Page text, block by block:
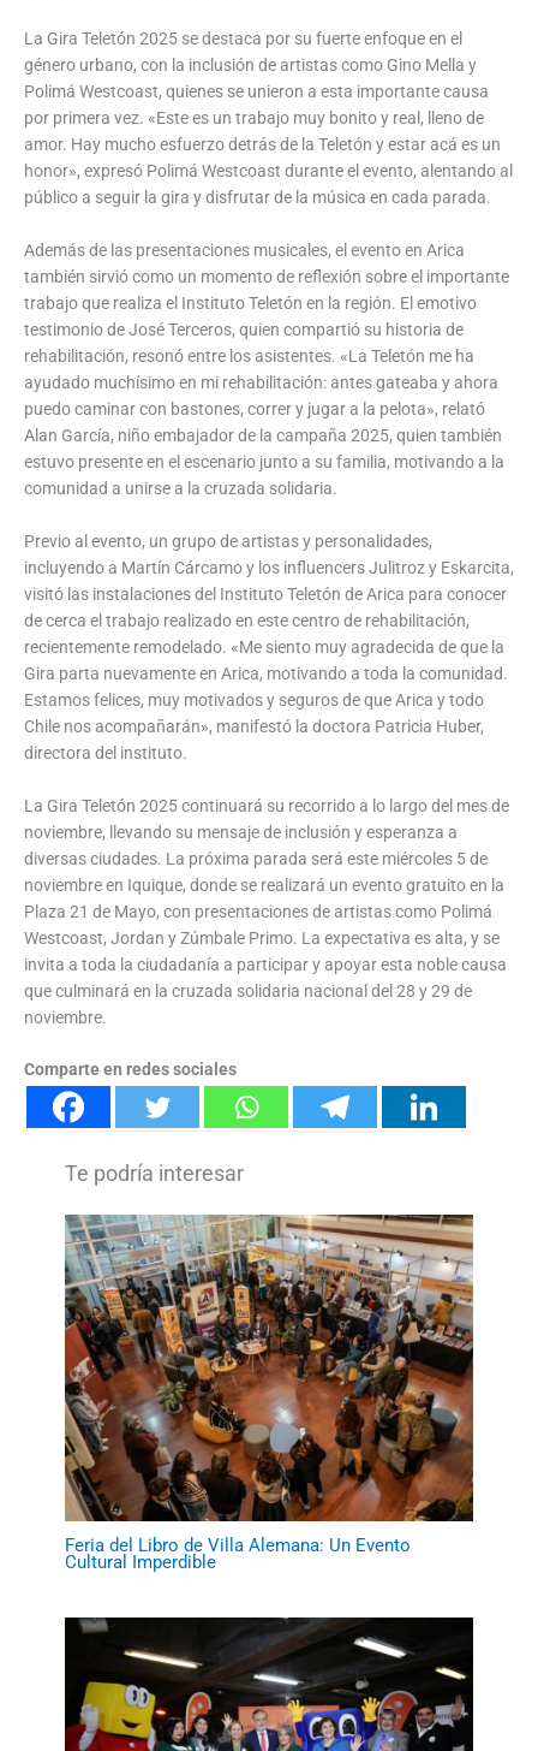
La Gira Teletón 2025 se destaca por su fuerte enfoque en el
género urbano, con la inclusión de artistas como Gino Mella y
Polimá Westcoast, quienes se unieron a esta importante causa
por primera vez. «Este es un trabajo muy bonito y real, lleno de
amor. Hay mucho esfuerzo detrás de la Teletón y estar acá es un
honor», expresó Polimá Westcoast durante el evento, alentando al
público a seguir la gira y disfrutar de la música en cada parada.
Además de las presentaciones musicales, el evento en Arica
también sirvió como un momento de reflexión sobre el importante
trabajo que realiza el Instituto Teletón en la región. El emotivo
testimonio de José Terceros, quien compartió su historia de
rehabilitación, resonó entre los asistentes. «La Teletón me ha
ayudado muchísimo en mi rehabilitación: antes gateaba y ahora
puedo caminar con bastones, correr y jugar a la pelota», relató
Alan García, niño embajador de la campaña 2025, quien también
estuvo presente en el escenario junto a su familia, motivando a la
comunidad a unirse a la cruzada solidaria.
Previo al evento, un grupo de artistas y personalidades,
incluyendo a Martín Cárcamo y los influencers Julitroz y Eskarcita,
visitó las instalaciones del Instituto Teletón de Arica para conocer
de cerca el trabajo realizado en este centro de rehabilitación,
recientemente remodelado. «Me siento muy agradecida de que la
Gira parta nuevamente en Arica, motivando a toda la comunidad.
Estamos felices, muy motivados y seguros de que Arica y todo
Chile nos acompañarán», manifestó la doctora Patricia Huber,
directora del instituto.
La Gira Teletón 2025 continuará su recorrido a lo largo del mes de
noviembre, llevando su mensaje de inclusión y esperanza a
diversas ciudades. La próxima parada será este miércoles 5 de
noviembre en Iquique, donde se realizará un evento gratuito en la
Plaza 21 de Mayo, con presentaciones de artistas como Polimá
Westcoast, Jordan y Zúmbale Primo. La expectativa es alta, y se
invita a toda la ciudadanía a participar y apoyar esta noble causa
que culminará en la cruzada solidaria nacional del 28 y 29 de
noviembre.
Comparte en redes sociales
Feria del Libro de Villa Alemana: Un Evento
Cultural Imperdible